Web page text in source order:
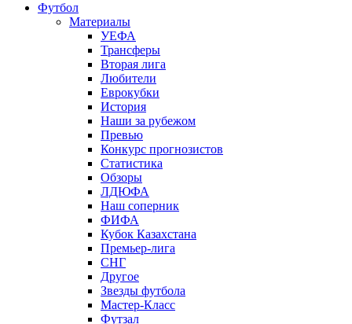
Футбол
Материалы
УЕФА
Трансферы
Вторая лига
Любители
Еврокубки
История
Наши за рубежом
Превью
Конкурс прогнозистов
Статистика
Обзоры
ЛДЮФА
Наш соперник
ФИФА
Кубок Казахстана
Премьер-лига
СНГ
Другое
Звезды футбола
Мастер-Класс
Футзал